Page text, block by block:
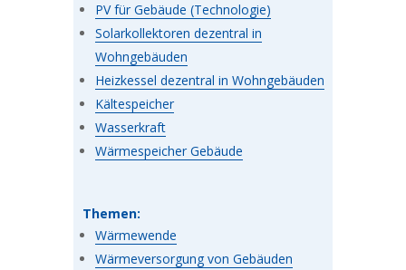
PV für Gebäude (Technologie)
Solarkollektoren dezentral in
Wohngebäuden
Heizkessel dezentral in Wohngebäuden
Kältespeicher
Wasserkraft
Wärmespeicher Gebäude
Themen:
Wärmewende
Wärmeversorgung von Gebäuden